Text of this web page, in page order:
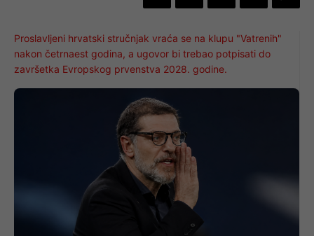
Proslavljeni hrvatski stručnjak vraća se na klupu "Vatrenih"
nakon četrnaest godina, a ugovor bi trebao potpisati do
završetka Evropskog prvenstva 2028. godine.